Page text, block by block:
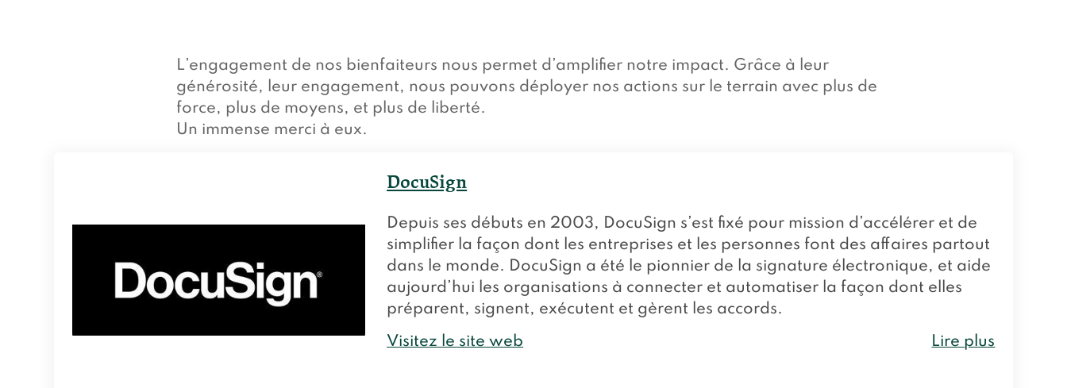
L’engagement de nos bienfaiteurs nous permet d’amplifier notre impact. Grâce à leur
générosité, leur engagement, nous pouvons déployer nos actions sur le terrain avec plus de
force, plus de moyens, et plus de liberté.
Un immense merci à eux.
DocuSign
Depuis ses débuts en 2003, DocuSign s’est fixé pour mission d’accélérer et de
simplifier la façon dont les entreprises et les personnes font des affaires partout
dans le monde. DocuSign a été le pionnier de la signature électronique, et aide
aujourd’hui les organisations à connecter et automatiser la façon dont elles
préparent, signent, exécutent et gèrent les accords.
Visitez le site web Lire plus